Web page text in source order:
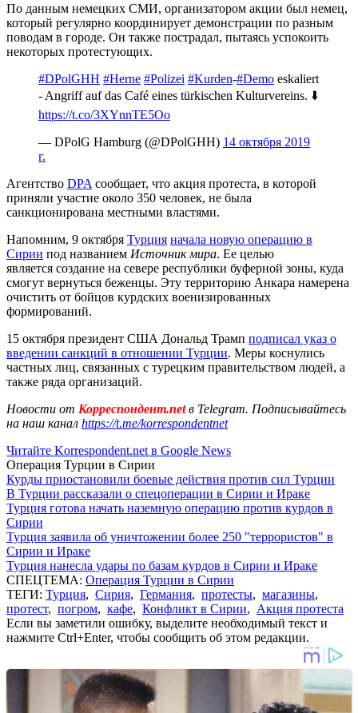
По данным немецких СМИ, организатором акции был немец,
который регулярно координирует демонстрации по разным
поводам в городе. Он также пострадал, пытаясь успокоить
некоторых протестующих.
#DPolGHH #Herne #Polizei #Kurden-#Demo eskaliert
- Angriff auf das Café eines türkischen Kulturvereins. ⬇️
https://t.co/3XYnnTE5Oo
— DPolG Hamburg (@DPolGHH) 14 октября 2019
г.
Агентство DPA сообщает, что акция протеста, в которой
приняли участие около 350 человек, не была
санкционирована местными властями.
Напомним, 9 октября Турция начала новую операцию в
Сирии под названием Источник мира. Ее целью
является создание на севере республики буферной зоны, куда
смогут вернуться беженцы. Эту территорию Анкара намерена
очистить от бойцов курдских военизированных
формирований.
15 октября президент США Дональд Трамп подписал указ о
введении санкций в отношении Турции. Меры коснулись
частных лиц, связанных с турецким правительством людей, а
также ряда организаций.
Новости от Корреспондент.netв Telegram. Подписывайтесь
на наш канал https://t.me/korrespondentnet
Читайте Korrespondent.net в Google News
Операция Турции в Сирии
Курды приостановили боевые действия против сил Турции
В Турции рассказали о спецоперации в Сирии и Ираке
Турция готова начать наземную операцию против курдов в
Сирии
Турция заявила об уничтожении более 250 "террористов" в
Сирии и Ираке
Турция нанесла удары по базам курдов в Сирии и Ираке
СПЕЦТЕМА: Операция Турции в Сирии
ТЕГИ: Турция, Сирия, Германия, протесты, магазины,
протест, погром, кафе, Конфликт в Сирии, Акция протеста
Если вы заметили ошибку, выделите необходимый текст и
нажмите Ctrl+Enter, чтобы сообщить об этом редакции.